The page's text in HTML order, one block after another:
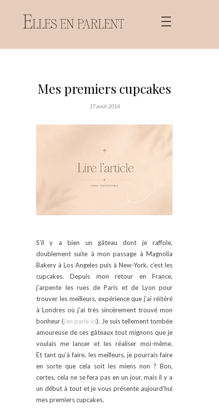
Mes premiers cupcakes
17 août 2014
S’il y a bien un gâteau dont je raffole,
doublement suite à mon passage à Magnolia
Bakery à Los Angeles puis à New-York, c’est les
cupcakes. Depuis mon retour en France,
j’arpente les rues de Paris et de Lyon pour
trouver les meilleurs, expérience que j’ai réitéré
à Londres où j’ai très sincèrement trouvé mon
bonheur (j’en parle ici). Je suis tellement tombée
amoureuse de ces gâteaux tout mignons que je
voulais me lancer et les réaliser moi-même.
Et tant qu’à faire, les meilleurs, je pourrais faire
en sorte que cela soit les miens non ? Bon,
certes, cela ne se fera pas en un jour, mais il y a
un début à tout et je vous présente aujourd’hui
mes premiers cupcakes.